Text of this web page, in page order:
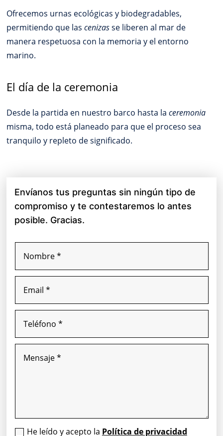
Ofrecemos urnas ecológicas y biodegradables,
permitiendo que lascenizasse liberen al mar de
manera respetuosa con la memoria y el entorno
marino.
El día de la ceremonia
Desde la partida en nuestro barco hasta laceremonia
misma, todo está planeado para que el proceso sea
tranquilo y repleto de significado.
Envíanos tus preguntas sin ningún tipo de
compromiso y te contestaremos lo antes
posible. Gracias.
He leído y acepto la Política de privacidad